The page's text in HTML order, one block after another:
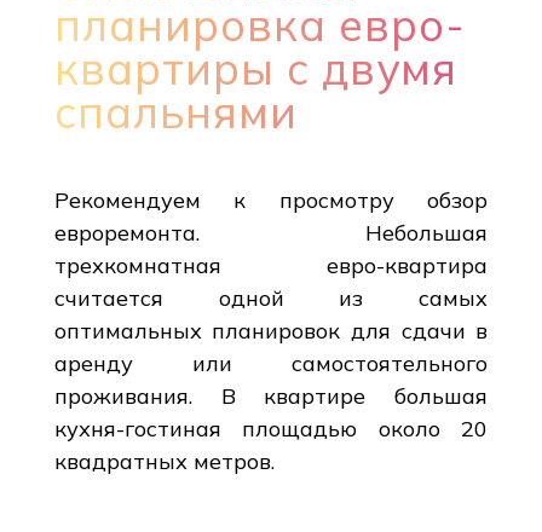
планировка евро-
квартиры с двумя
спальнями
Рекомендуем к просмотру обзор
евроремонта. Небольшая
трехкомнатная евро-квартира
считается одной из самых
оптимальных планировок для сдачи в
аренду или самостоятельного
проживания. В квартире большая
кухня-гостиная площадью около 20
квадратных метров.